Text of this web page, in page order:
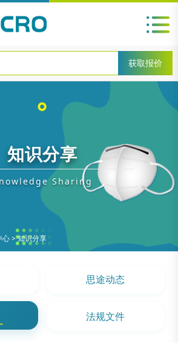
知识分享
Sharing
心>知识分享
思途动态
法规文件